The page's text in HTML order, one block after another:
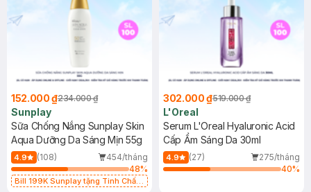
152.000 ₫234.000 ₫
Sunplay
Sữa Chống Nắng Sunplay Skin
Aqua Dưỡng Da Sáng Mịn 55g
4.9 (108)
454/tháng
48%
Bill 199K Sunplay tặng Tinh Chất
302.000 ₫519.000 ₫
L'Oreal
Serum L'Oreal Hyaluronic Acid
Cấp Ẩm Sáng Da 30ml
4.9 (27)
275/tháng
40%